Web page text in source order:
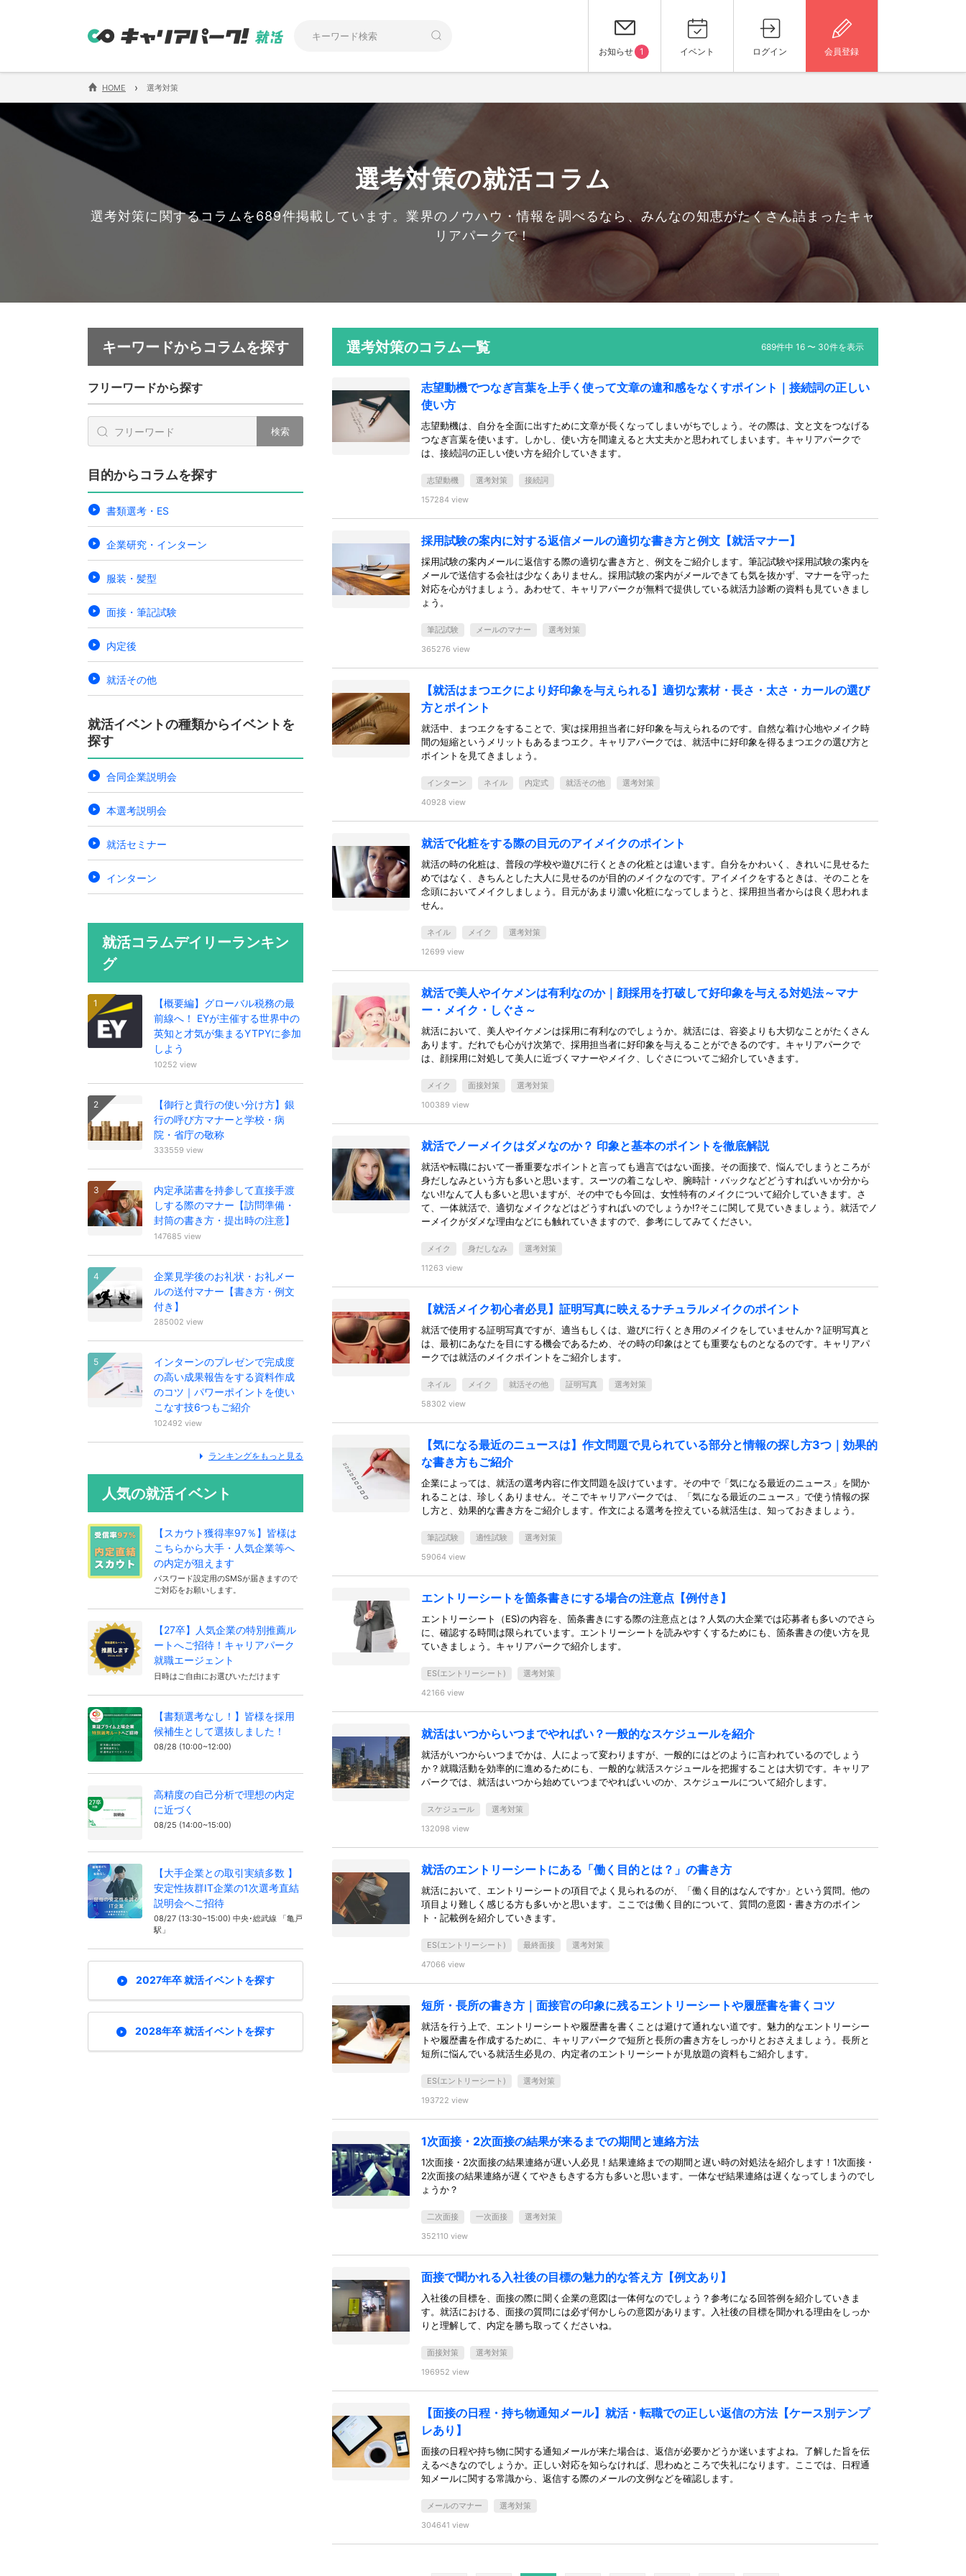
お知らせ 1 イベント ログイン 会員登録
HOME › 選考対策
選考対策の就活コラム
選考対策に関するコラムを689件掲載しています。業界のノウハウ・情報を調べるなら、みんなの知恵がたくさん詰まったキャ
リアパークで！
キーワードからコラムを探す
フリーワードから探す
検索
目的からコラムを探す
書類選考・ES
企業研究・インターン
服装・髪型
面接・筆記試験
内定後
就活その他
就活イベントの種類からイベントを
探す
合同企業説明会
本選考説明会
就活セミナー
インターン
就活コラムデイリーランキン
グ
【概要編】グローバル税務の最
前線へ！ EYが主催する世界中の
英知と才気が集まるYTPYに参加
しよう
10252 view
【御行と貴行の使い分け方】銀
行の呼び方マナーと学校・病
院・省庁の敬称
333559 view
内定承諾書を持参して直接手渡
しする際のマナー【訪問準備・
封筒の書き方・提出時の注意】
147685 view
企業見学後のお礼状・お礼メー
ルの送付マナー【書き方・例文
付き】
285002 view
インターンのプレゼンで完成度
の高い成果報告をする資料作成
のコツ｜パワーポイントを使い
こなす技6つもご紹介
102492 view
ランキングをもっと見る
人気の就活イベント
【スカウト獲得率97％】皆様は
こちらから大手・人気企業等へ
の内定が狙えます
パスワード設定用のSMSが届きますので
ご対応をお願いします。
【27卒】人気企業の特別推薦ル
ートへご招待！キャリアパーク
就職エージェント
日時はご自由にお選びいただけます
【書類選考なし！】皆様を採用
候補生として選抜しました！
08/28 (10:00~12:00)
高精度の自己分析で理想の内定
に近づく
08/25 (14:00~15:00)
【大手企業との取引実績多数 】
安定性抜群IT企業の1次選考直結
説明会へご招待
08/27 (13:30~15:00) 中央･総武線 「亀戸
駅」
2027年卒 就活イベントを探す
2028年卒 就活イベントを探す
選考対策のコラム一覧 689件中 16 〜 30件を表示
志望動機でつなぎ言葉を上手く使って文章の違和感をなくすポイント｜接続詞の正しい
使い方
志望動機は、自分を全面に出すために文章が長くなってしまいがちでしょう。その際は、文と文をつなげる
つなぎ言葉を使います。しかし、使い方を間違えると大丈夫かと思われてしまいます。キャリアパークで
は、接続詞の正しい使い方を紹介していきます。
志望動機 選考対策
接続詞
157284 view
採用試験の案内に対する返信メールの適切な書き方と例文【就活マナー】
採用試験の案内メールに返信する際の適切な書き方と、例文をご紹介します。筆記試験や採用試験の案内を
メールで送信する会社は少なくありません。採用試験の案内がメールできても気を抜かず、マナーを守った
対応を心がけましょう。あわせて、キャリアパークが無料で提供している就活力診断の資料も見ていきまし
ょう。
筆記試験 メールのマナー
選考対策
365276 view
【就活はまつエクにより好印象を与えられる】適切な素材・長さ・太さ・カールの選び
方とポイント
就活中、まつエクをすることで、実は採用担当者に好印象を与えられるのです。自然な着け心地やメイク時
間の短縮というメリットもあるまつエク。キャリアパークでは、就活中に好印象を得るまつエクの選び方と
ポイントを見てきましょう。
インターン ネイル 内定式 就活その他
選考対策
40928 view
就活で化粧をする際の目元のアイメイクのポイント
就活の時の化粧は、普段の学校や遊びに行くときの化粧とは違います。自分をかわいく、きれいに見せるた
めではなく、きちんとした大人に見せるのが目的のメイクなのです。アイメイクをするときは、そのことを
念頭においてメイクしましょう。目元があまり濃い化粧になってしまうと、採用担当者からは良く思われま
せん。
ネイル メイク
選考対策
12699 view
就活で美人やイケメンは有利なのか｜顔採用を打破して好印象を与える対処法～マナ
ー・メイク・しぐさ～
就活において、美人やイケメンは採用に有利なのでしょうか。就活には、容姿よりも大切なことがたくさん
あります。だれでも心がけ次第で、採用担当者に好印象を与えることができるのです。キャリアパークで
は、顔採用に対処して美人に近づくマナーやメイク、しぐさについてご紹介していきます。
メイク 面接対策
選考対策
100389 view
就活でノーメイクはダメなのか？ 印象と基本のポイントを徹底解説
就活や転職において一番重要なポイントと言っても過言ではない面接。その面接で、悩んでしまうところが
身だしなみという方も多いと思います。スーツの着こなしや、腕時計・バックなどどうすればいいか分から
ない!!なんて人も多いと思いますが、その中でも今回は、女性特有のメイクについて紹介していきます。さ
て、一体就活で、適切なメイクなどはどうすればいのでしょうか!?そこに関して見ていきましょう。就活でノ
ーメイクがダメな理由などにも触れていきますので、参考にしてみてください。
メイク 身だしなみ
選考対策
11263 view
【就活メイク初心者必見】証明写真に映えるナチュラルメイクのポイント
就活で使用する証明写真ですが、適当もしくは、遊びに行くとき用のメイクをしていませんか？証明写真と
は、最初にあなたを目にする機会であるため、その時の印象はとても重要なものとなるのです。キャリアパ
ークでは就活のメイクポイントをご紹介します。
ネイル メイク 就活その他 証明写真
選考対策
58302 view
【気になる最近のニュースは】作文問題で見られている部分と情報の探し方3つ｜効果的
な書き方もご紹介
企業によっては、就活の選考内容に作文問題を設けています。その中で「気になる最近のニュース」を聞か
れることは、珍しくありません。そこでキャリアパークでは、「気になる最近のニュース」で使う情報の探
し方と、効果的な書き方をご紹介します。作文による選考を控えている就活生は、知っておきましょう。
筆記試験 適性試験
選考対策
59064 view
エントリーシートを箇条書きにする場合の注意点【例付き】
エントリーシート（ES)の内容を、箇条書きにする際の注意点とは？人気の大企業では応募者も多いのでさら
に、確認する時間は限られています。エントリーシートを読みやすくするためにも、箇条書きの使い方を見
ていきましょう。キャリアパークで紹介します。
ES(エントリーシート)
選考対策
42166 view
就活はいつからいつまでやればい？一般的なスケジュールを紹介
就活がいつからいつまでかは、人によって変わりますが、一般的にはどのように言われているのでしょう
か？就職活動を効率的に進めるためにも、一般的な就活スケジュールを把握することは大切です。キャリア
パークでは、就活はいつから始めていつまでやればいいのか、スケジュールについて紹介します。
スケジュール
選考対策
132098 view
就活のエントリーシートにある「働く目的とは？」の書き方
就活において、エントリーシートの項目でよく見られるのが、「働く目的はなんですか」という質問。他の
項目より難しく感じる方も多いかと思います。ここでは働く目的について、質問の意図・書き方のポイン
ト・記載例を紹介していきます。
ES(エントリーシート) 最終面接
選考対策
47066 view
短所・長所の書き方｜面接官の印象に残るエントリーシートや履歴書を書くコツ
就活を行う上で、エントリーシートや履歴書を書くことは避けて通れない道です。魅力的なエントリーシー
トや履歴書を作成するために、キャリアパークで短所と長所の書き方をしっかりとおさえましょう。長所と
短所に悩んでいる就活生必見の、内定者のエントリーシートが見放題の資料もご紹介します。
ES(エントリーシート)
選考対策
193722 view
1次面接・2次面接の結果が来るまでの期間と連絡方法
1次面接・2次面接の結果連絡が遅い人必見！結果連絡までの期間と遅い時の対処法を紹介します！1次面接・
2次面接の結果連絡が遅くてやきもきする方も多いと思います。一体なぜ結果連絡は遅くなってしまうのでし
ょうか？
二次面接 一次面接
選考対策
352110 view
面接で聞かれる入社後の目標の魅力的な答え方【例文あり】
入社後の目標を、面接の際に聞く企業の意図は一体何なのでしょう？参考になる回答例を紹介していきま
す。就活における、面接の質問には必ず何かしらの意図があります。入社後の目標を聞かれる理由をしっか
りと理解して、内定を勝ち取ってくださいね。
面接対策
選考対策
196952 view
【面接の日程・持ち物通知メール】就活・転職での正しい返信の方法【ケース別テンプ
レあり】
面接の日程や持ち物に関する通知メールが来た場合は、返信が必要かどうか迷いますよね。了解した旨を伝
えるべきなのでしょうか。正しい対応を知らなければ、思わぬところで失礼になります。ここでは、日程通
知メールに関する常識から、返信する際のメールの文例などを確認します。
メールのマナー
選考対策
304641 view